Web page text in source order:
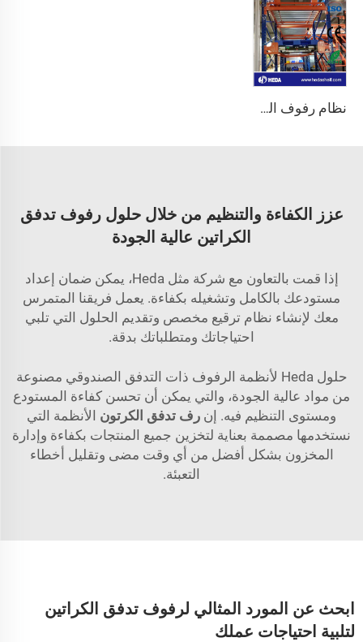
نظام رفوف الراديو شاتل
عزز الكفاءة والتنظيم من خلال حلول رفوف تدفق
الكراتين عالية الجودة
إذا قمت بالتعاون مع شركة مثل Heda، يمكن ضمان إعداد
مستودعك بالكامل وتشغيله بكفاءة. يعمل فريقنا المتمرس
معك لإنشاء نظام ترقيع مخصص وتقديم الحلول التي تلبي
احتياجاتك ومتطلباتك بدقة.
حلول Heda لأنظمة الرفوف ذات التدفق الصندوقي مصنوعة
من مواد عالية الجودة، والتي يمكن أن تحسن كفاءة المستودع
ومستوى التنظيم فيه. إن رف تدفق الكرتون الأنظمة التي
نستخدمها مصممة بعناية لتخزين جميع المنتجات بكفاءة وإدارة
المخزون بشكل أفضل من أي وقت مضى وتقليل أخطاء
التعبئة.
ابحث عن المورد المثالي لرفوف تدفق الكراتين
لتلبية احتياجات عملك